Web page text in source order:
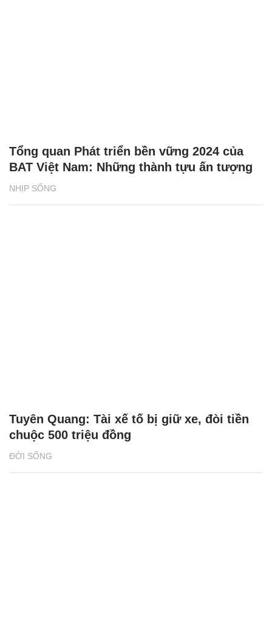
NHỊP SỐNG
Tổng quan Phát triển bền vững 2024 của
BAT Việt Nam: Những thành tựu ấn tượng
ĐỜI SỐNG
Tuyên Quang: Tài xế tố bị giữ xe, đòi tiền
chuộc 500 triệu đồng